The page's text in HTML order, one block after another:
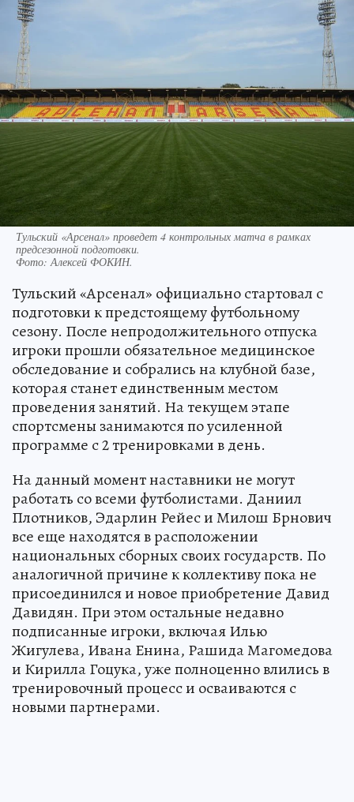
Тульский «Арсенал» проведет 4 контрольных матча в рамках
предсезонной подготовки.
Фото: Алексей ФОКИН.
Тульский «Арсенал» официально стартовал с
подготовки к предстоящему футбольному
сезону. После непродолжительного отпуска
игроки прошли обязательное медицинское
обследование и собрались на клубной базе,
которая станет единственным местом
проведения занятий. На текущем этапе
спортсмены занимаются по усиленной
программе с 2 тренировками в день.
На данный момент наставники не могут
работать со всеми футболистами. Даниил
Плотников, Эдарлин Рейес и Милош Брнович
все еще находятся в расположении
национальных сборных своих государств. По
аналогичной причине к коллективу пока не
присоединился и новое приобретение Давид
Давидян. При этом остальные недавно
подписанные игроки, включая Илью
Жигулева, Ивана Енина, Рашида Магомедова
и Кирилла Гоцука, уже полноценно влились в
тренировочный процесс и осваиваются с
новыми партнерами.